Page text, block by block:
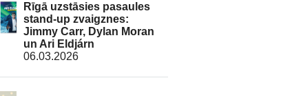
Rīgā uzstāsies pasaules
stand-up zvaigznes:
Jimmy Carr, Dylan Moran
un Ari Eldjárn
06.03.2026